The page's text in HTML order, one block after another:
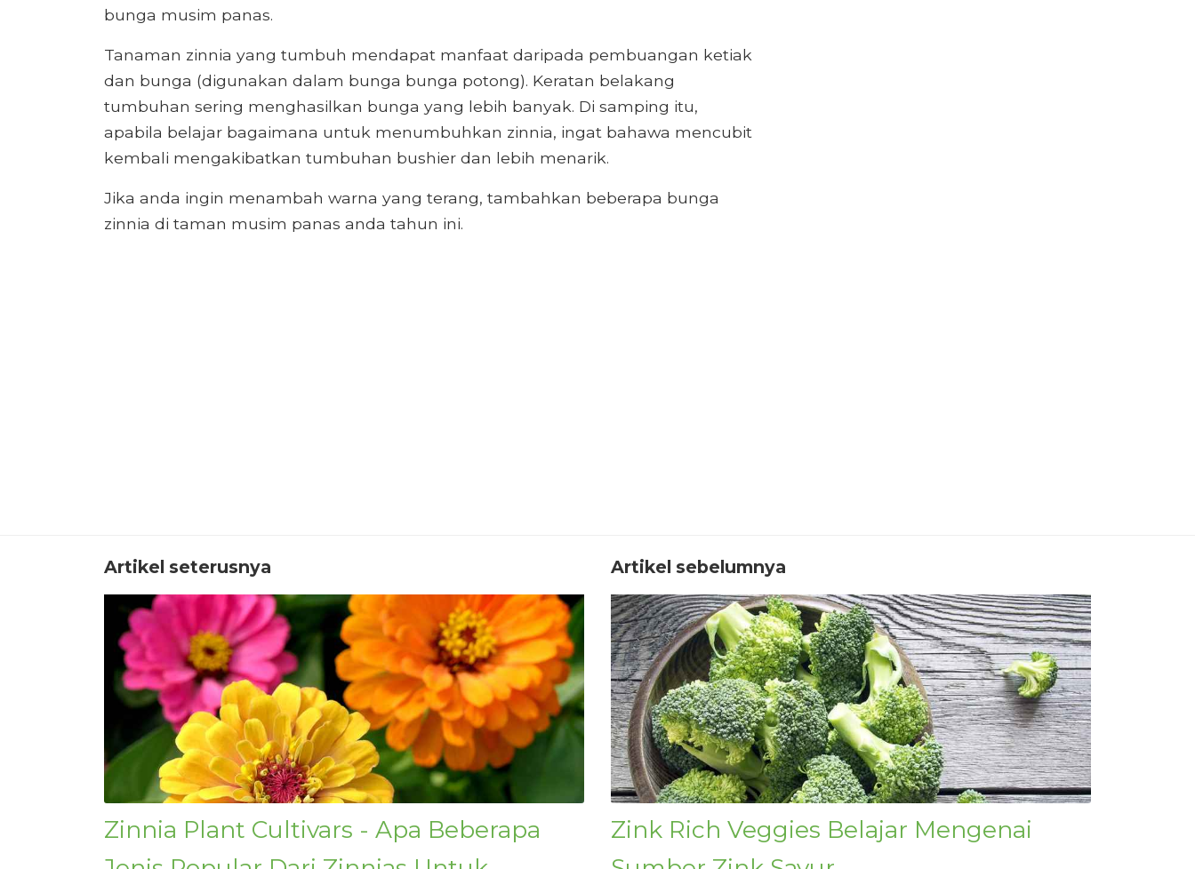
bunga musim panas.
Tanaman zinnia yang tumbuh mendapat manfaat daripada pembuangan ketiak
dan bunga (digunakan dalam bunga bunga potong). Keratan belakang
tumbuhan sering menghasilkan bunga yang lebih banyak. Di samping itu,
apabila belajar bagaimana untuk menumbuhkan zinnia, ingat bahawa mencubit
kembali mengakibatkan tumbuhan bushier dan lebih menarik.
Jika anda ingin menambah warna yang terang, tambahkan beberapa bunga
zinnia di taman musim panas anda tahun ini.
Artikel seterusnya
Zinnia Plant Cultivars - Apa Beberapa
Artikel sebelumnya
Zink Rich Veggies Belajar Mengenai